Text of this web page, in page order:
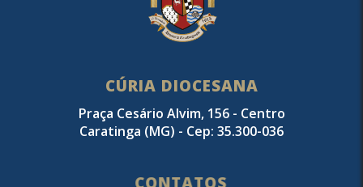
CÚRIA DIOCESANA
Praça Cesário Alvim, 156 - Centro
Caratinga (MG) - Cep: 35.300-036
CONTATOS